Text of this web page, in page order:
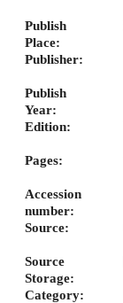
Publish
Place:
Publisher:
Publish
Year:
Edition:
Pages:
Accession
number:
Source:
Source
Storage:
Category: